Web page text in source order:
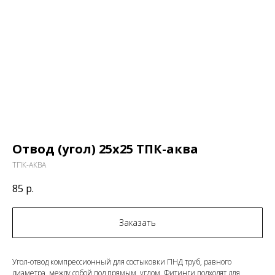
Отвод (угол) 25х25 ТПК-аква
ТПК-АКВА
85 р.
Заказать
Угол-отвод компрессионный для состыковки ПНД труб, равного